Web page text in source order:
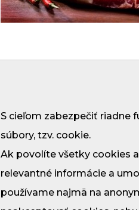
S cieľom zabezpečiť riadne
súbory, tzv. cookie.
Ak povolíte všetky cookies
relevantné informácie a
používame najmä na